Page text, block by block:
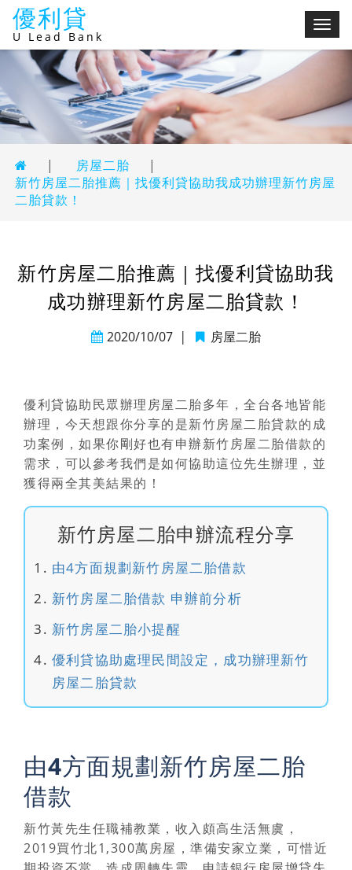
切
優利貸
U Lead Bank
| 房屋二胎
|
新竹房屋二胎推薦｜找優利貸協助我成功辦理新竹房屋
二胎貸款！
新竹房屋二胎推薦｜找優利貸協助我
成功辦理新竹房屋二胎貸款！
2020/10/07 | 房屋二胎
優利貸協助民眾辦理房屋二胎多年，全台各地皆能
辦理，今天想跟你分享的是新竹房屋二胎貸款的成
功案例，如果你剛好也有申辦新竹房屋二胎借款的
需求，可以參考我們是如何協助這位先生辦理，並
獲得兩全其美結果的！
新竹房屋二胎申辦流程分享
由4方面規劃新竹房屋二胎借款
新竹房屋二胎借款 申辦前分析
新竹房屋二胎小提醒
優利貸協助處理民間設定，成功辦理新竹
房屋二胎貸款
由4方面規劃新竹房屋二胎
借款
新竹黃先生任職補教業，收入頗高生活無虞，
2019買竹北1,300萬房屋，準備安家立業，可惜近